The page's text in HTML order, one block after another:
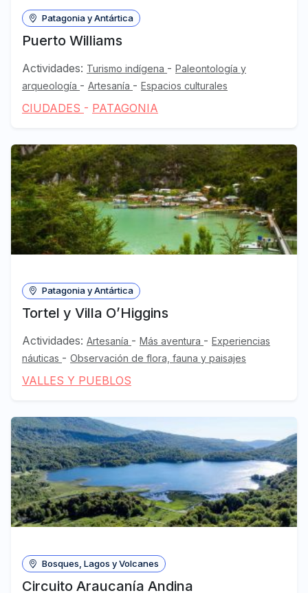
Patagonia y Antártica
Puerto Williams
Actividades: Turismo indígena - Paleontología y
arqueología - Artesanía - Espacios culturales
CIUDADES - PATAGONIA
Patagonia y Antártica
Tortel y Villa O’Higgins
Actividades: Artesanía - Más aventura - Experiencias
náuticas - Observación de flora, fauna y paisajes
VALLES Y PUEBLOS
Bosques, Lagos y Volcanes
Circuito Araucanía Andina